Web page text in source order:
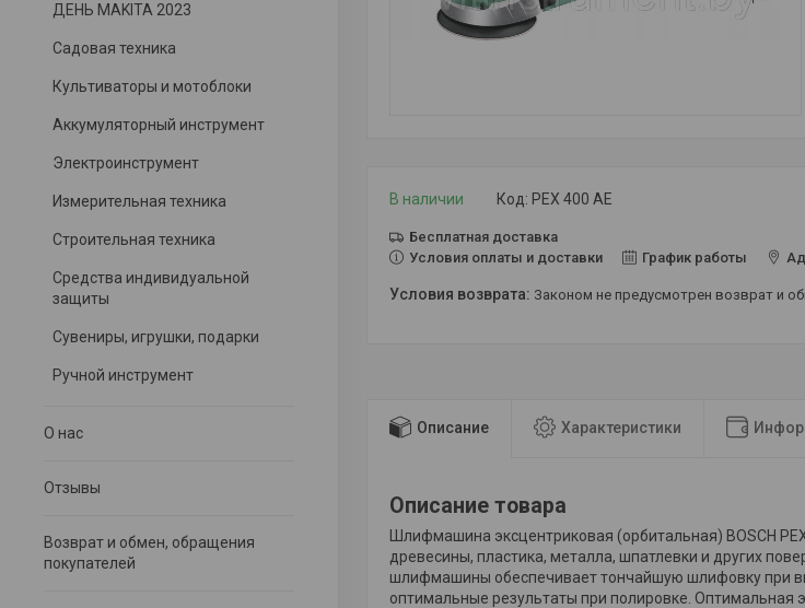
ДЕНЬ MAKITA 2023
Садовая техника
Культиваторы и мотоблоки
Аккумуляторный инструмент
Электроинструмент
Измерительная техника
Строительная техника
Средства индивидуальной
защиты
Сувениры, игрушки, подарки
Ручной инструмент
О нас
Отзывы
Возврат и обмен, обращения
покупателей
В наличии Код: PEX 400 AE
Бесплатная доставка
Условия оплаты и доставки
График работы
Законом не предусмотрен возврат и
Описание Характеристики
Описание товара
Шлифмашина эксцентриковая (орбитальная) BOSCH
древесины, пластика, металла, шпатлевки и других
шлифмашины обеспечивает тончайшую шлифовку при
оптимальные результаты при полировке. Оптимальная